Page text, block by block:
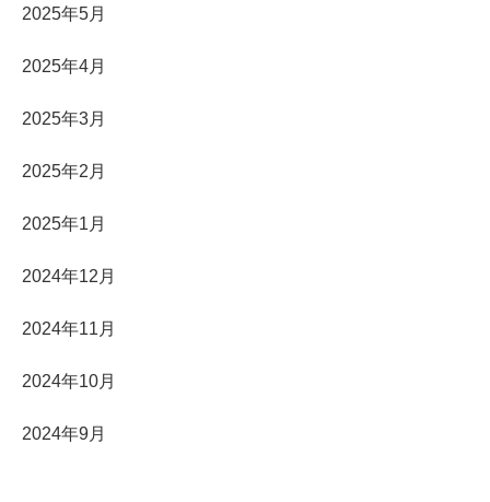
2025年5月
2025年4月
2025年3月
2025年2月
2025年1月
2024年12月
2024年11月
2024年10月
2024年9月